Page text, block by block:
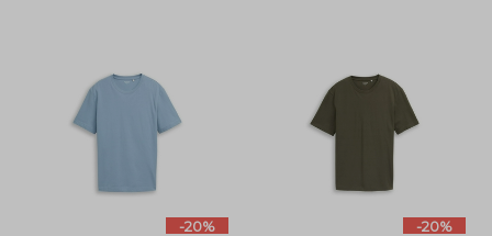
-20% -20%